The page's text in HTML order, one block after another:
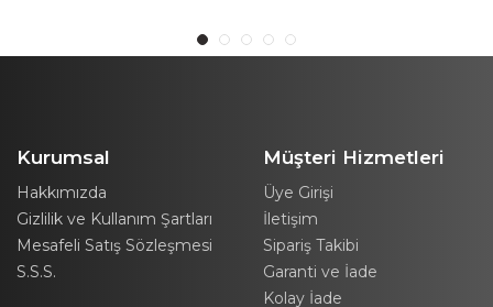
Kurumsal
Hakkımızda
Gizlilik ve Kullanım Şartları
Mesafeli Satış Sözleşmesi
S.S.S.
Müşteri Hizmetleri
Üye Girişi
İletişim
Sipariş Takibi
Garanti ve İade
Kolay İade